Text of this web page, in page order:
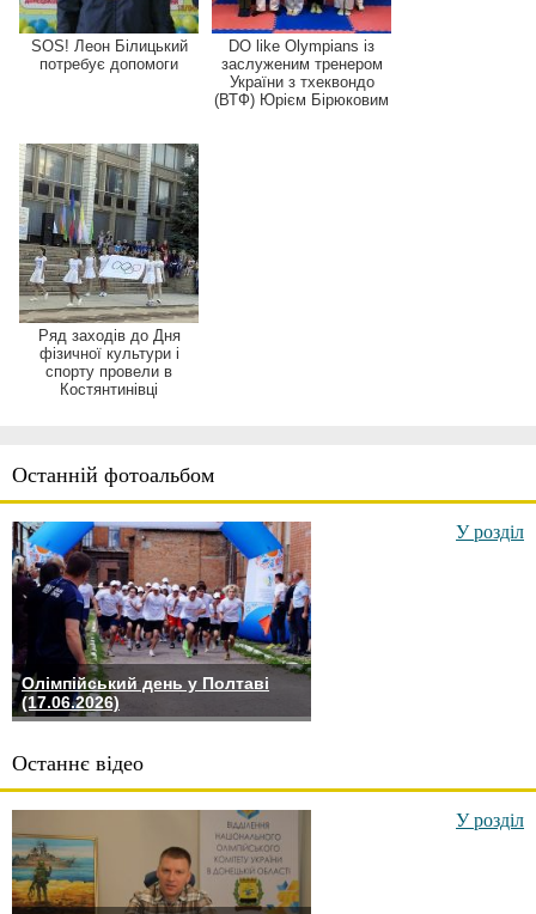
Останній фотоальбом
Олімпійський день у Полтаві
(17.06.2026)
У розділ
Останнє відео
У розділ
SOS! Леон Білицький
потребує допомоги
DO like Olympians із
заслуженим тренером
України з тхеквондо
(ВТФ) Юрієм Бірюковим
Ряд заходів до Дня
фізичної культури і
спорту провели в
Костянтинівці